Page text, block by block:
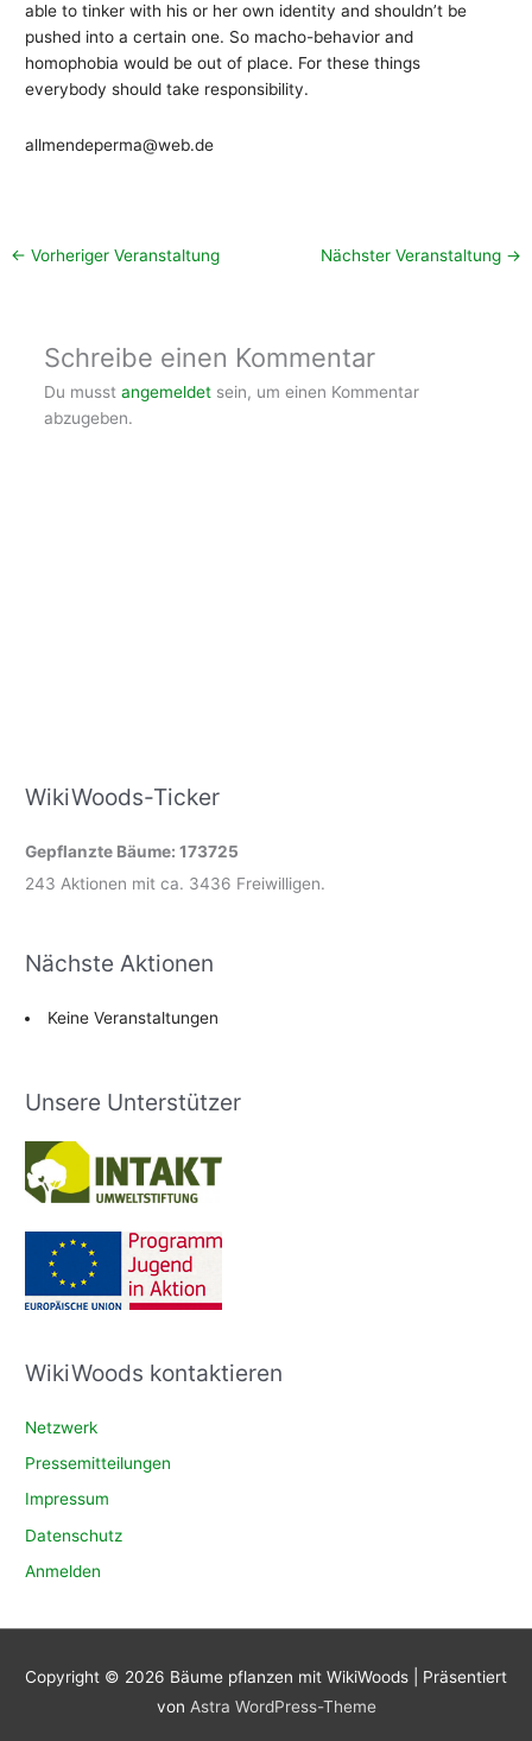
able to tinker with his or her own identity and shouldn’t be
pushed into a certain one. So macho-behavior and
homophobia would be out of place. For these things
everybody should take responsibility.
allmendeperma@web.de
← Vorheriger Veranstaltung Nächster Veranstaltung →
Schreibe einen Kommentar
Du musst angemeldetsein, um einen Kommentar
abzugeben.
WikiWoods-Ticker
Gepflanzte Bäume: 173725
243 Aktionen mit ca. 3436 Freiwilligen.
Nächste Aktionen
Keine Veranstaltungen
Unsere Unterstützer
WikiWoods kontaktieren
Netzwerk
Pressemitteilungen
Impressum
Datenschutz
Anmelden
Copyright © 2026 Bäume pflanzen mit WikiWoods | Präsentiert
von Astra WordPress-Theme